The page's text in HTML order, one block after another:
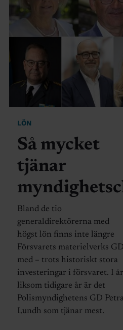
LÖN
Så mycket
tjänar
Bland de tio
generaldirektörerna med
högst lön finns inte längre
Försvarets materielverks GD
med – trots historiskt stora
investeringar i försvaret. I år
liksom tidigare år är det
Polismyndighetens GD
Lundh som tjänar mest.